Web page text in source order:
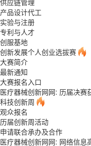
供应链管理
产品设计代工
实验与注册
专利与人才
创服基地
创新发展个人创业选拔赛
大赛简介
最新通知
大赛报名入口
医疗器械创新网网: 历届决赛
科技创新周
观众报名
历届创新周活动
申请联合承办及合作
医疗器械创新网网: 网络信息